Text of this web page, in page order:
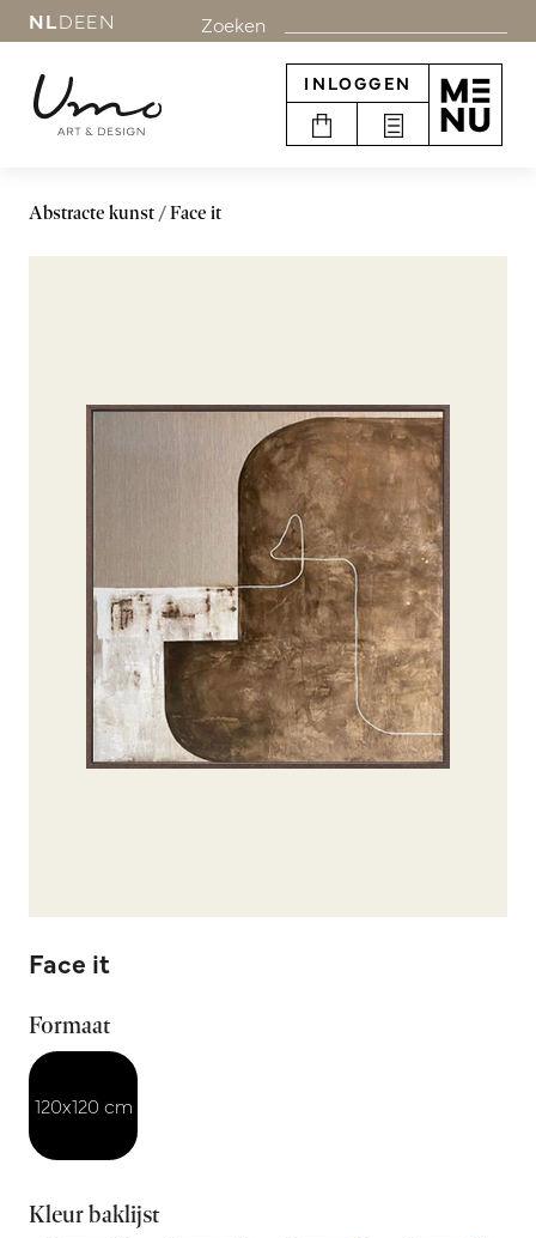
NLDEEN Zoeken
INLOGGEN
Abstracte kunst Face it
Face it
Formaat
120x120 cm
Kleur baklijst